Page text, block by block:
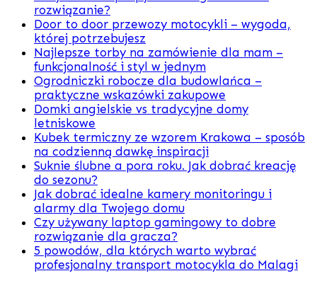
rozwiązanie?
Door to door przewozy motocykli – wygoda,
której potrzebujesz
Najlepsze torby na zamówienie dla mam –
funkcjonalność i styl w jednym
Ogrodniczki robocze dla budowlańca –
praktyczne wskazówki zakupowe
Domki angielskie vs tradycyjne domy
letniskowe
Kubek termiczny ze wzorem Krakowa – sposób
na codzienną dawkę inspiracji
Suknie ślubne a pora roku. Jak dobrać kreację
do sezonu?
Jak dobrać idealne kamery monitoringu i
alarmy dla Twojego domu
Czy używany laptop gamingowy to dobre
rozwiązanie dla gracza?
5 powodów, dla których warto wybrać
profesjonalny transport motocykla do Malagi